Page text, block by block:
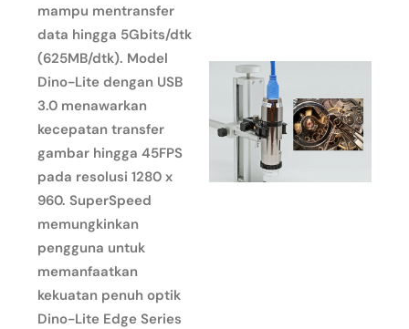
mampu mentransfer
data hingga 5Gbits/dtk
(625MB/dtk). Model
Dino-Lite dengan USB
3.0 menawarkan
kecepatan transfer
gambar hingga 45FPS
pada resolusi 1280 x
960. SuperSpeed ​​
memungkinkan
pengguna untuk
memanfaatkan
kekuatan penuh optik
Dino-Lite Edge Series